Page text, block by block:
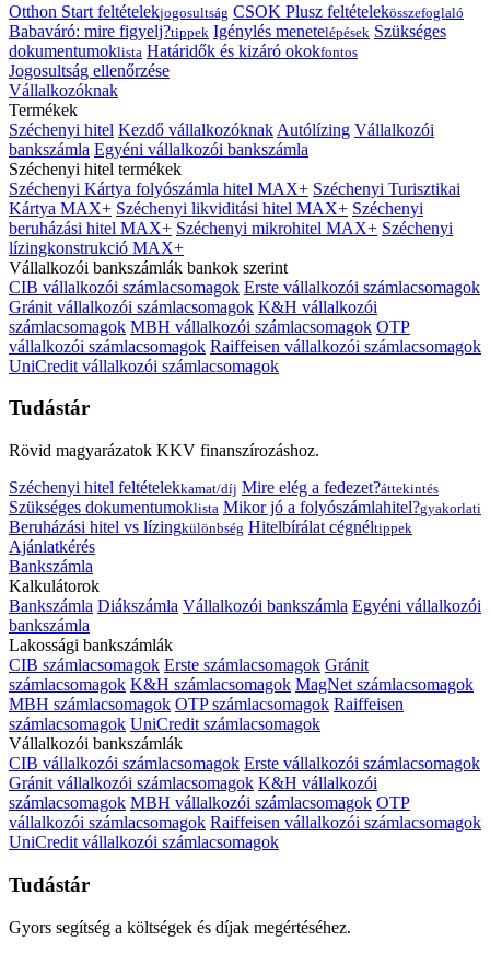
Otthon Start feltételekjogosultság CSOK Plusz feltételekösszefoglaló
Babaváró: mire figyelj?tippek Igénylés menetelépések Szükséges
dokumentumoklista Határidők és kizáró okokfontos
Jogosultság ellenőrzése
Vállalkozóknak
Termékek
Széchenyi hitel Kezdő vállalkozóknak Autólízing Vállalkozói
bankszámla Egyéni vállalkozói bankszámla
Széchenyi hitel termékek
Széchenyi Kártya folyószámla hitel MAX+ Széchenyi Turisztikai
Kártya MAX+ Széchenyi likviditási hitel MAX+ Széchenyi
beruházási hitel MAX+ Széchenyi mikrohitel MAX+ Széchenyi
lízingkonstrukció MAX+
Vállalkozói bankszámlák bankok szerint
CIB vállalkozói számlacsomagok Erste vállalkozói számlacsomagok
Gránit vállalkozói számlacsomagok K&H vállalkozói
számlacsomagok MBH vállalkozói számlacsomagok OTP
vállalkozói számlacsomagok Raiffeisen vállalkozói számlacsomagok
UniCredit vállalkozói számlacsomagok
Tudástár
Rövid magyarázatok KKV finanszírozáshoz.
Széchenyi hitel feltételekkamat/díj Mire elég a fedezet?áttekintés
Szükséges dokumentumoklista Mikor jó a folyószámlahitel?gyakorlati
Beruházási hitel vs lízingkülönbség Hitelbírálat cégnéltippek
Ajánlatkérés
Bankszámla
Kalkulátorok
Bankszámla Diákszámla Vállalkozói bankszámla Egyéni vállalkozói
bankszámla
Lakossági bankszámlák
CIB számlacsomagok Erste számlacsomagok Gránit
számlacsomagok K&H számlacsomagok MagNet számlacsomagok
MBH számlacsomagok OTP számlacsomagok Raiffeisen
számlacsomagok UniCredit számlacsomagok
Vállalkozói bankszámlák
CIB vállalkozói számlacsomagok Erste vállalkozói számlacsomagok
Gránit vállalkozói számlacsomagok K&H vállalkozói
számlacsomagok MBH vállalkozói számlacsomagok OTP
vállalkozói számlacsomagok Raiffeisen vállalkozói számlacsomagok
UniCredit vállalkozói számlacsomagok
Tudástár
Gyors segítség a költségek és díjak megértéséhez.